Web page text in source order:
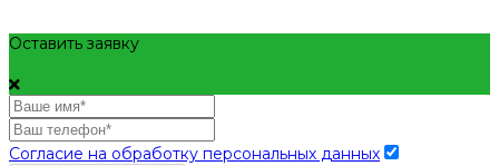
Оставить заявку
Согласие на обработку персональных данных